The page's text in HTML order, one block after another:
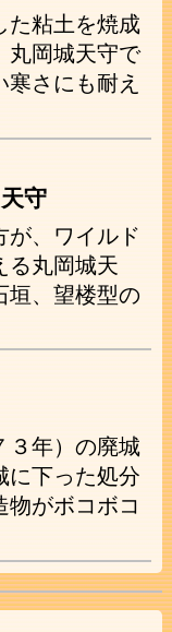
た粘土を焼成
丸岡城天守で
さにも耐え
守
が、ワイルド
る丸岡城天
垣、望楼型の
３年）の廃城
に下った処分
物がボコボコ